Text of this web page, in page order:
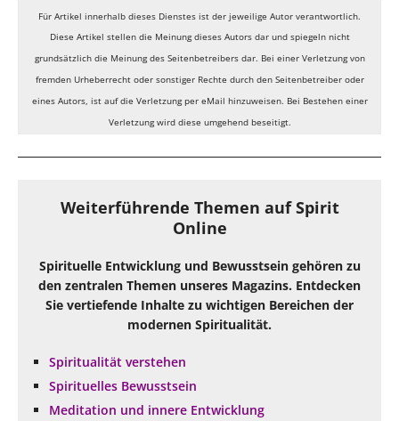
Für Artikel innerhalb dieses Dienstes ist der jeweilige Autor verantwortlich.
Diese Artikel stellen die Meinung dieses Autors dar und spiegeln nicht
grundsätzlich die Meinung des Seitenbetreibers dar. Bei einer Verletzung von
fremden Urheberrecht oder sonstiger Rechte durch den Seitenbetreiber oder
eines Autors, ist auf die Verletzung per eMail hinzuweisen. Bei Bestehen einer
Verletzung wird diese umgehend beseitigt.
Weiterführende Themen auf Spirit
Online
Spirituelle Entwicklung und Bewusstsein gehören zu
den zentralen Themen unseres Magazins. Entdecken
Sie vertiefende Inhalte zu wichtigen Bereichen der
modernen Spiritualität.
Spiritualität verstehen
Spirituelles Bewusstsein
Meditation und innere Entwicklung